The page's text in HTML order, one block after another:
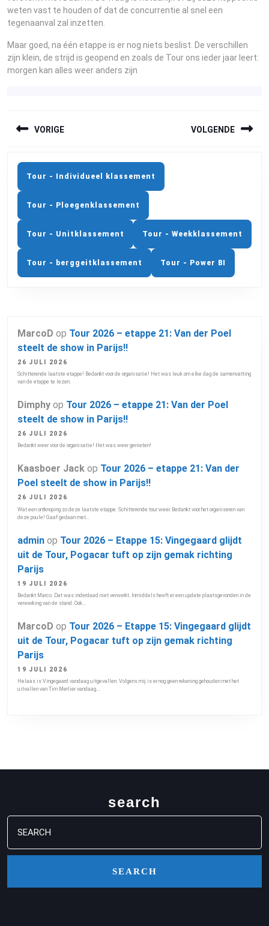
weten vast te houden of dat de concurrentie al snel een
tegenaanval zal inzetten.
Maar goed, na één etappe is er nog niets beslist. De verschillen
zijn klein, de strijd is geopend en zoals de Tour ons ieder jaar leert:
morgen kan alles weer anders zijn
VORIGE
Previous
post:
VOLGENDE
Next
post:
Tour - Individueel klassement
Tour - Ploegenklassement
Tour - Unitklassement Tour - Weekklassement
Tour - berggeitklassement Tour - Power BI
MarcoD op Tour 2026 – etappe 21: Van der Poel
steelt de show in Parijs!!
26 JULI 2026
Schitterende laatste etappe! Bedankt voor de organisatie! Het was leuk om elke dag de samenvatting
van de etappe te lezen.
Dimphy op Tour 2026 – etappe 21: Van der Poel
steelt de show in Parijs!!
26 JULI 2026
Bedankt weer voor de organisatie! Het was weer genieten!
Kaasboer Jack op Tour 2026 – etappe 21: Van der
Poel steelt de show in Parijs!!
26 JULI 2026
Wat een ontknoping zo deze laatste etappe. Schitterende tour weer. Bedankt voor het organiseren van
deze poule! Gaaf gedaan met…
admin op Tour 2026 – Etappe 15: Vingegaard glijdt
uit de Tour, Pogacar tuft op zijn gemak richting
Parijs
19 JULI 2026
Bedankt Marco. Dat was inderdaad niet verwerkt. Inmiddels heeft er een update plaatsgevonden in de
verwerking van de stand. Ook…
MarcoD op Tour 2026 – Etappe 15: Vingegaard glijdt
uit de Tour, Pogacar tuft op zijn gemak richting
Parijs
19 JULI 2026
Helaas is Vingegaard vandaag uitgevallen. Volgens mij is er nog geen rekening gehouden met het
uitvallen van Tim Merlier vandaag.…
search
Search
for: